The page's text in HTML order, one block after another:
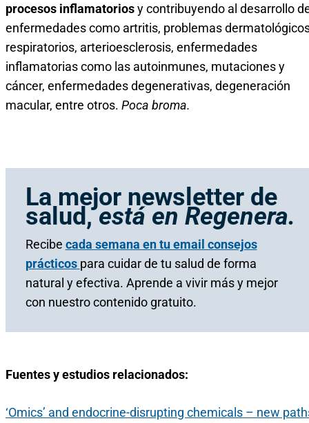
procesos inflamatoriosy contribuyendo al desarrollo
enfermedades como artritis, problemas
respiratorios, arterioesclerosis, enfermedades
inflamatorias como las autoinmunes, mutaciones y
cáncer, enfermedades degenerativas, degeneración
macular, entre otros. Poca broma.
La mejor newsletter de
salud,está en Regenera.
Recibe cada semana en tu email consejos
prácticos para cuidar de tu salud de forma
natural y efectiva. Aprende a vivir más y mejor
con nuestro contenido gratuito.
Fuentes y estudios relacionados:
‘Omics’ and endocrine-disrupting chemicals – new